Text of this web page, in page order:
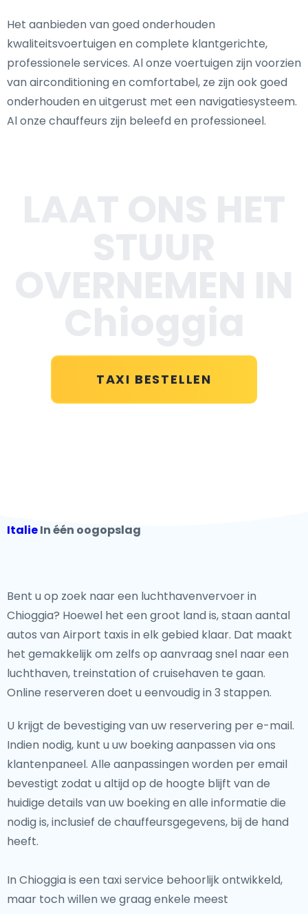
Het aanbieden van goed onderhouden
kwaliteitsvoertuigen en complete klantgerichte,
professionele services. Al onze voertuigen zijn voorzien
van airconditioning en comfortabel, ze zijn ook goed
onderhouden en uitgerust met een navigatiesysteem.
Al onze chauffeurs zijn beleefd en professioneel.
TAXI BESTELLEN
ItalieIn één oogopslag
Bent u op zoek naar een luchthavenvervoer in
Chioggia? Hoewel het een groot land is, staan aantal
autos van Airport taxis in elk gebied klaar. Dat maakt
het gemakkelijk om zelfs op aanvraag snel naar een
luchthaven, treinstation of cruisehaven te gaan.
Online reserveren doet u eenvoudig in 3 stappen.
U krijgt de bevestiging van uw reservering per e-mail.
Indien nodig, kunt u uw boeking aanpassen via ons
klantenpaneel. Alle aanpassingen worden per email
bevestigt zodat u altijd op de hoogte blijft van de
huidige details van uw boeking en alle informatie die
nodig is, inclusief de chauffeursgegevens, bij de hand
heeft.
In Chioggia is een taxi service behoorlijk ontwikkeld,
maar toch willen we graag enkele meest